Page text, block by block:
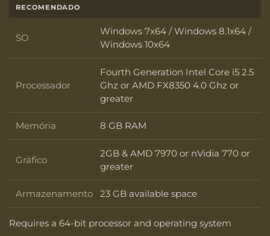
RECOMENDADO
SO SO
Windows 7x64 / Windows 8.1x64 /
Windows 10x64
Processador Processador
Fourth Generation Intel Core i5 2.5
Ghz or AMD FX8350 4.0 Ghz or
greater
Memória Memória
8 GB RAM
Gráfico Gráfico
2GB & AMD 7970 or nVidia 770 or
greater
Armazenamento Armazenamento
23 GB available space
Requires a 64-bit processor and operating system